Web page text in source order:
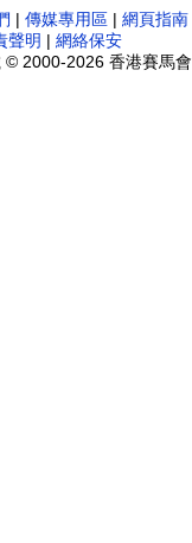
| 傳媒專用區 | 網頁指南
聲明 | 網絡保安
© 2000-2026 香港賽馬會